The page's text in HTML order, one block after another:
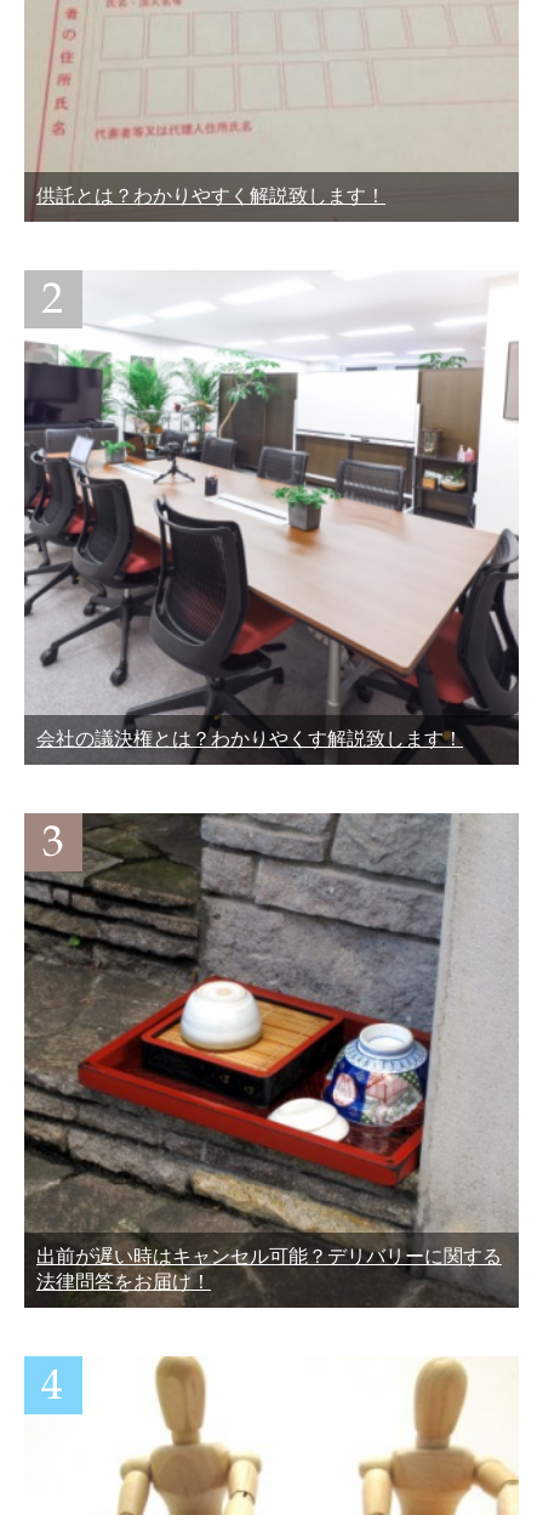
供託とは？わかりやすく解説致します！
会社の議決権とは？わかりやくす解説致します！
出前が遅い時はキャンセル可能？デリバリーに関する
法律問答をお届け！